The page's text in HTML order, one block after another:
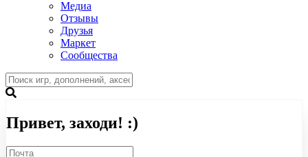
Медиа
Отзывы
Друзья
Маркет
Сообщества
Привет, заходи! :)